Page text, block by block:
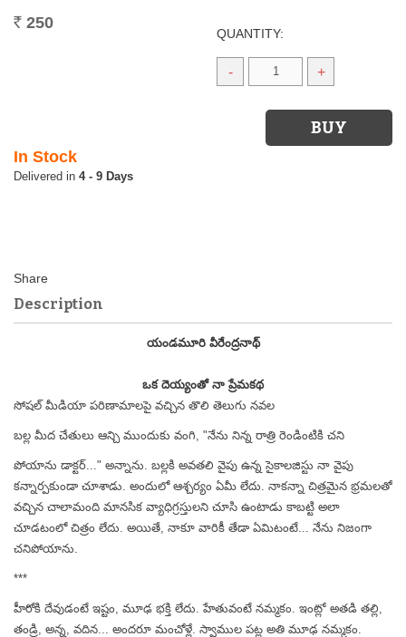
Rs. 250
QUANTITY:
- +
In Stock
4 - 9 Days
Description
యండమూరి వీరేంద్రనాథ్
ఒక దెయ్యంతో నా ప్రేమకథ
సోషల్ మీడియా పరిణామాలపై వచ్చిన తొలి తెలుగు నవల
బల్ల మీద చేతులు ఆన్చి ముందుకు వంగి, "నేను నిన్న రాత్రి రెండింటికి చని
పోయాను డాక్టర్..." అన్నాను. బల్లకి అవతలి వైపు ఉన్న సైకాలజిస్టు నా వైపు
కన్నార్పకుండా చూశాడు. అందులో ఆశ్చర్యం ఏమీ లేదు. నాకన్నా చిత్రమైన భ్రమలతో
వచ్చిన చాలామంది మానసిక వ్యాధిగ్రస్తులని చూసి ఉంటాడు కాబట్టి అలా
చూడటంలో చిత్రం లేదు. అయితే, నాకూ వారికీ తేడా ఏమిటంటే... నేను నిజంగా
చనిపోయాను.
***
హీరోకి దేవుడంటే ఇష్టం, మూఢ భక్తి లేదు. హేతువంటే నమ్మకం. ఇంట్లో అతడి తల్లి,
తండ్రి, అన్న, వదిన... అందరూ మంచోళ్లే. స్వాముల పట్ల అతి మూఢ నమ్మకం.